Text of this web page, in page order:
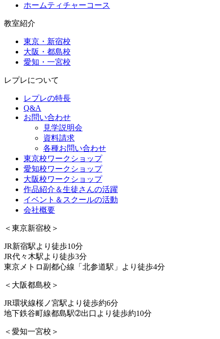
ホームティチャーコース
教室紹介
東京・新宿校
大阪・都島校
愛知・一宮校
レプレについて
レプレの特長
Q&A
お問い合わせ
見学説明会
資料請求
各種お問い合わせ
東京校ワークショップ
愛知校ワークショップ
大阪校ワークショップ
作品紹介＆生徒さんの活躍
イベント＆スクールの活動
会社概要
＜東京新宿校＞
JR新宿駅より徒歩10分
JR代々木駅より徒歩3分
東京メトロ副都心線「北参道駅」より徒歩4分
＜大阪都島校＞
JR環状線桜ノ宮駅より徒歩約6分
地下鉄谷町線都島駅➁出口より徒歩約10分
＜愛知一宮校＞